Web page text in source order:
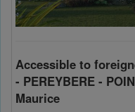
Accessible to
- PEREYBERE -
Maurice